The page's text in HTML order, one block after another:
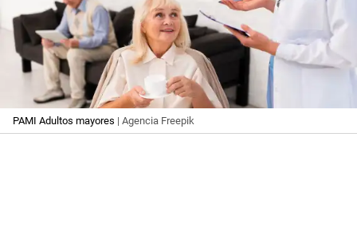
PAMI Adultos mayores | Agencia Freepik